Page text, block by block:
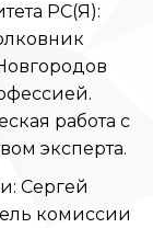
РС(Я):
работа с
эксперта.
Сергей
комиссии